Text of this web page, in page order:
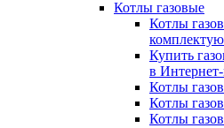
Котлы газовые
Котлы
Купить
в
Котлы
Котлы
Котлы